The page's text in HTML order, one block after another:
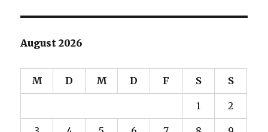
August 2026
M D M D F S S
1 2